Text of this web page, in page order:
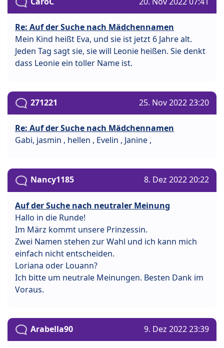
Re: Auf der Suche nach Mädchennamen
Mein Kind heißt Eva, und sie ist jetzt 6 Jahre alt.
Jeden Tag sagt sie, sie will Leonie heißen. Sie denkt
dass Leonie ein toller Name ist.
271221 25. Nov 2022 23:20
Re: Auf der Suche nach Mädchennamen
Gabi, jasmin , hellen , Evelin , Janine ,
Nancy1185 8. Dez 2022 20:22
Auf der Suche nach neutraler Meinung
Hallo in die Runde!
Im März kommt unsere Prinzessin.
Zwei Namen stehen zur Wahl und ich kann mich
einfach nicht entscheiden.
Loriana oder Louann?
Ich bitte um neutrale Meinungen. Besten Dank im
Voraus.
Arabella90 9. Dez 2022 23:39